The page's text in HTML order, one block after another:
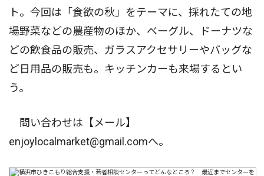
ト。今回は「食欲の秋」をテーマに、採れたての地
場野菜などの農産物のほか、ベーグル、ドーナツな
どの飲食品の販売、ガラスアクセサリーやバッグな
ど日用品の販売も。キッチンカーも来場するとい
う。
問い合わせは【メール】
enjoylocalmarket@gmail.comへ。